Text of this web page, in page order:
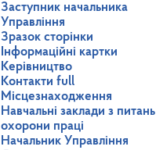
Заступник начальника
Управління
Зразок сторінки
Інформаційні картки
Керівництво
Контакти full
Місцезнаходження
Навчальні заклади з питань
охорони праці
Начальник Управління